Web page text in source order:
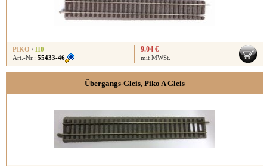
PIKO / H0
Art.-Nr.: 55433-46
9.04 €
mit MWSt.
Übergangs-Gleis, Piko A Gleis